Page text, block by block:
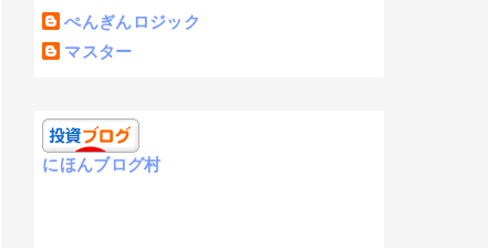
ぺんぎんロジック
マスター
にほんブログ村